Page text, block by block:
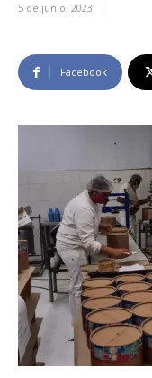
5 de junio, 2023
Facebook